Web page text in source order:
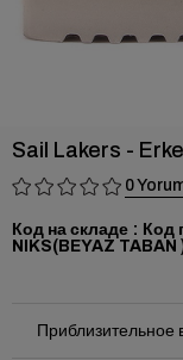
Sail Lakers -
0
Код на складе
NIKS(BEYAZ TABAN
Приблизительное